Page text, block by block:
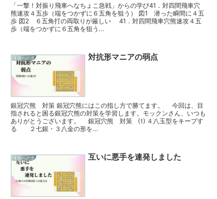
「一撃！対振り飛車へなちょこ急戦」からの学び41．対四間飛車穴
熊速攻４五歩（端をつかずに６五角を狙う） 図1 潜った瞬間に４五
歩 図2 ６五角打の両取りが厳しい 41．対四間飛車穴熊速攻４五
歩（端をつかずに６五角を狙う...
４段への道 対抗形マニアの弱点
銀冠穴熊 対策 銀冠穴熊にはこの指し方で勝てます。 今回は、目
指されると困る銀冠穴熊の対策を学習します。モックンさん、いつも
ありがとうございます。 銀冠穴熊 対策 ⑴ ４八玉型をキープす
る ２七銀・３八金の形を...
４段への道 互いに悪手を連発しました